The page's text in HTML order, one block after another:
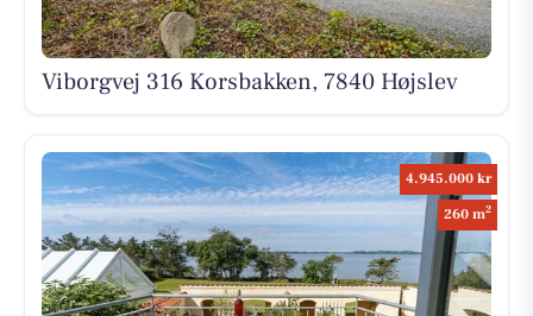
Viborgvej 316 Korsbakken, 7840 Højslev
4.945.000 kr
260 m2